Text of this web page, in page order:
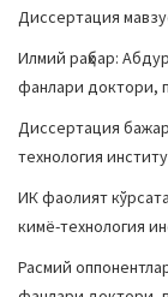
Диссертация
Илмий раҳбар:
фанлари доктори,
Диссертация
технология
ИК фаолият
кимё-технология
Расмий